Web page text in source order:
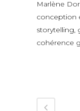
Marlène
conception
storytelling,
cohérence